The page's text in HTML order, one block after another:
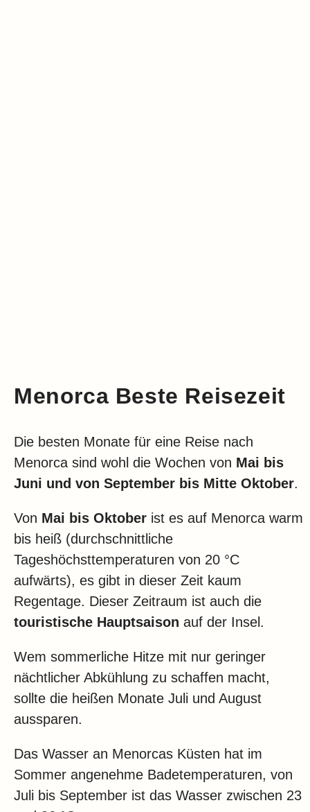
Menorca Beste Reisezeit
Die besten Monate für eine Reise nach
Menorca sind wohl die Wochen von Mai bis
Juni und von September bis Mitte Oktober.
Von Mai bis Oktober ist es auf Menorca warm
bis heiß (durchschnittliche
Tageshöchsttemperaturen von 20 °C
aufwärts), es gibt in dieser Zeit kaum
Regentage. Dieser Zeitraum ist auch die
touristische Hauptsaison auf der Insel.
Wem sommerliche Hitze mit nur geringer
nächtlicher Abkühlung zu schaffen macht,
sollte die heißen Monate Juli und August
aussparen.
Das Wasser an Menorcas Küsten hat im
Sommer angenehme Badetemperaturen, von
Juli bis September ist das Wasser zwischen 23